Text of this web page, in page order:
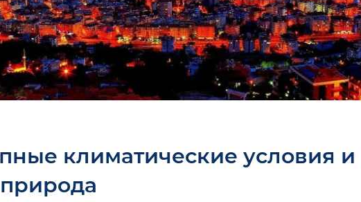
климатические условия и